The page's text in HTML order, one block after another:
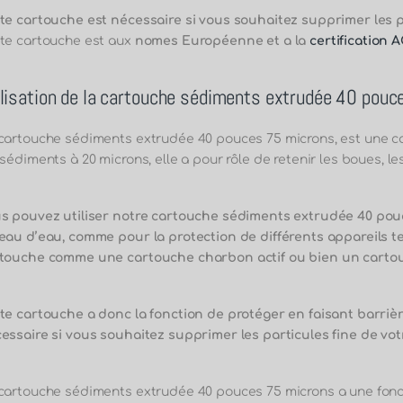
cartouche est nécessaire si vous souhaitez supprimer les
cartouche est aux nomes Européenne et a la certification
de la cartouche sédiments extrudée 40
sédiments extrudée 40 pouces 75 microns, est une
à 20 microns, elle a pour rôle de retenir les boues,
pouvez utiliser notre cartouche sédiments extrudée 40
d’eau, comme pour la protection de différents appareils
comme une cartouche charbon actif ou bien un
cartouche a donc la fonction de protéger en faisant
si vous souhaitez supprimer les particules fine de
sédiments extrudée 40 pouces 75 microns a une